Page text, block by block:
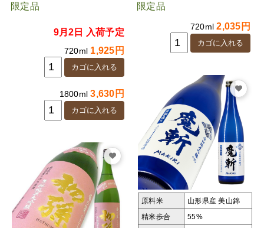
限定品
9月2日 入荷予定
720ml 1,925円
1800ml3,630円
限定品
720ml2,035円
原料米 山形県産 美山錦
精米歩合 55%